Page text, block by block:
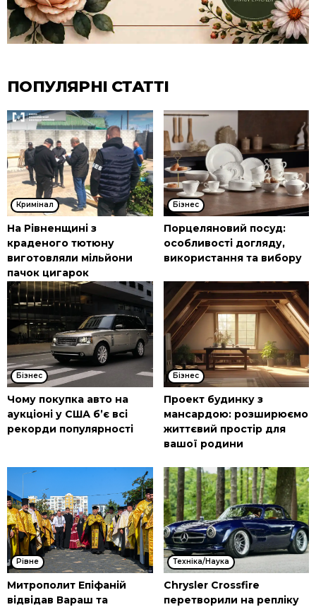
ПОПУЛЯРНІ СТАТТІ
Кримінал
На Рівненщині з
краденого тютюну
виготовляли мільйони
пачок цигарок
Бізнес
Порцеляновий посуд:
особливості догляду,
використання та вибору
Бізнес
Чому покупка авто на
аукціоні у США б’є всі
рекорди популярності
Бізнес
Проект будинку з
мансардою: розширюємо
життєвий простір для
вашої родини
Рівне
Митрополит Епіфаній
відвідав Вараш та
Техніка/Наука
Chrysler Crossfire
перетворили на репліку